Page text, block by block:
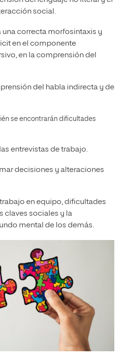
social.
una correcta morfosintaxis y
en el componente
en la comprensión del
del habla indirecta y de
se encontrarán dificultades
entrevistas de trabajo.
decisiones y alteraciones
en equipo, dificultades
claves sociales y la
mental de los demás.